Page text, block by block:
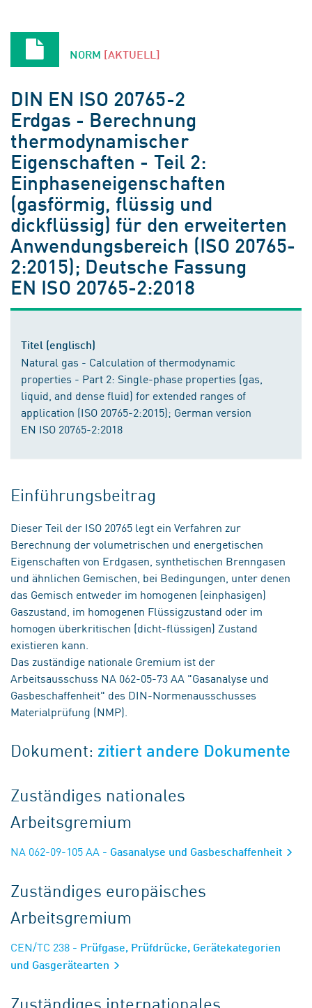
NORM [AKTUELL]
DIN EN ISO 20765-2
Erdgas - Berechnung
thermodynamischer
Eigenschaften - Teil 2:
Einphaseneigenschaften
(gasförmig, flüssig und
dickflüssig) für den erweiterten
Anwendungsbereich (ISO 20765-
2:2015); Deutsche Fassung
EN ISO 20765-2:2018
Titel (englisch)
Natural gas - Calculation of thermodynamic
properties - Part 2: Single-phase properties (gas,
liquid, and dense fluid) for extended ranges of
application (ISO 20765-2:2015); German version
EN ISO 20765-2:2018
Einführungsbeitrag
Dieser Teil der ISO 20765 legt ein Verfahren zur
Berechnung der volumetrischen und energetischen
Eigenschaften von Erdgasen, synthetischen Brenngasen
und ähnlichen Gemischen, bei Bedingungen, unter denen
das Gemisch entweder im homogenen (einphasigen)
Gaszustand, im homogenen Flüssigzustand oder im
homogen überkritischen (dicht-flüssigen) Zustand
existieren kann.
Das zuständige nationale Gremium ist der
Arbeitsausschuss NA 062-05-73 AA "Gasanalyse und
Gasbeschaffenheit" des DIN-Normenausschusses
Materialprüfung (NMP).
Dokument: zitiert andere Dokumente
Zuständiges nationales
Arbeitsgremium
NA 062-09-105 AA - Gasanalyse und Gasbeschaffenheit
Zuständiges europäisches
Arbeitsgremium
CEN/TC 238 - Prüfgase, Prüfdrücke, Gerätekategorien
und Gasgerätearten